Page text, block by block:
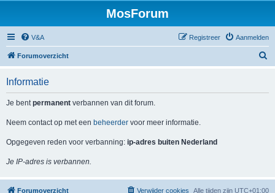
MosForum
V&A Aanmelden
Registreer
Forumoverzicht
Informatie
Je bentpermanent verbannen van dit forum.
Neem contact op met een beheerder voor meer informatie.
Opgegeven reden voor verbanning: ip-adres buiten Nederland
Je IP-adres is verbannen.
Forumoverzicht Alle tijden zijn UTC+01:00
Verwijder cookies